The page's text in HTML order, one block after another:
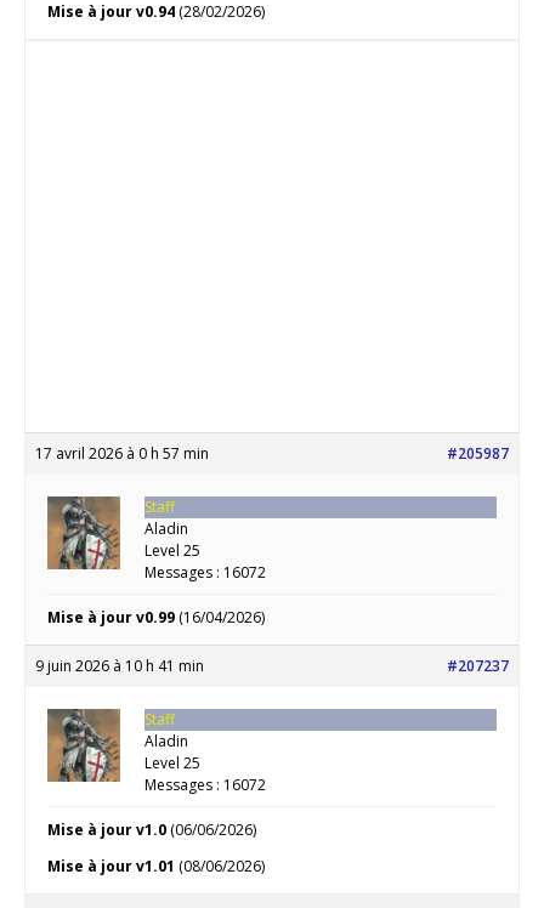
Mise à jour v0.94 (28/02/2026)
17 avril 2026 à 0 h 57 min #205987
Staff
Aladin
Level 25
Messages : 16072
Mise à jour v0.99 (16/04/2026)
9 juin 2026 à 10 h 41 min #207237
Staff
Aladin
Level 25
Messages : 16072
Mise à jour v1.0 (06/06/2026)
Mise à jour v1.01 (08/06/2026)